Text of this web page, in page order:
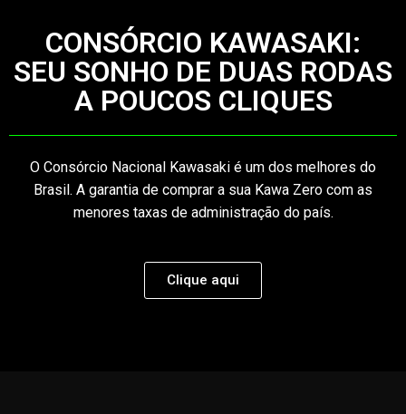
CONSÓRCIO KAWASAKI:
SEU SONHO DE DUAS RODAS
A POUCOS CLIQUES
O Consórcio Nacional Kawasaki é um dos melhores do
Brasil. A garantia de comprar a sua Kawa Zero com as
menores taxas de administração do país.
Clique aqui